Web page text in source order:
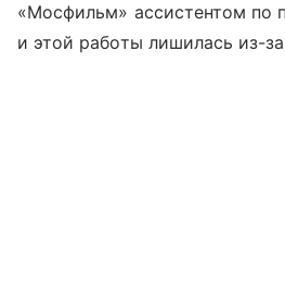
«Мосфильм» ассистентом по
и этой работы лишилась из-